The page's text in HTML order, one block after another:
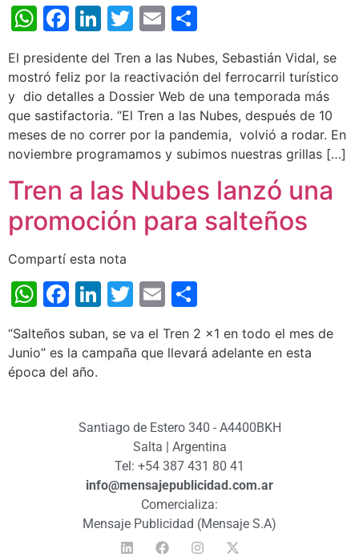
WhatsApp
Facebook
LinkedIn
Twitter
Email
El presidente del Tren a las Nubes, Sebastián Vidal, se
mostró feliz por la reactivación del ferrocarril turístico
y dio detalles a Dossier Web de una temporada más
que sastifactoria. “El Tren a las Nubes, después de 10
meses de no correr por la pandemia, volvió a rodar. En
noviembre programamos y subimos nuestras grillas […]
Tren a las Nubes lanzó una
promoción para salteños
Compartí esta nota
WhatsApp
Facebook
LinkedIn
Twitter
Email
“Salteños suban, se va el Tren 2 x1 en todo el mes de
Junio” es la campaña que llevará adelante en esta
época del año.
Santiago de Estero 340 - A4400BKH
Salta | Argentina
Tel: +54 387 431 80 41
info@mensajepublicidad.com.ar
Comercializa:
Mensaje Publicidad (Mensaje S.A)